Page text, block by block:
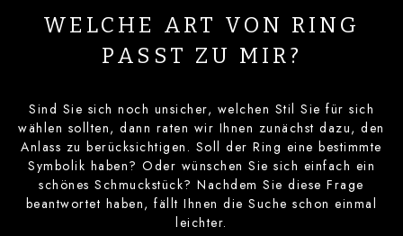
WELCHE ART VON RING
PASST ZU MIR?
Sind Sie sich noch unsicher, welchen Stil Sie für sich
wählen sollten, dann raten wir Ihnen zunächst dazu, den
Anlass zu berücksichtigen. Soll der Ring eine bestimmte
Symbolik haben? Oder wünschen Sie sich einfach ein
schönes Schmuckstück? Nachdem Sie diese Frage
beantwortet haben, fällt Ihnen die Suche schon einmal
leichter.